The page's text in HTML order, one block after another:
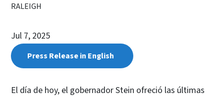
RALEIGH
Jul 7, 2025
Press Release in English
El día de hoy, el gobernador Stein ofreció las últimas